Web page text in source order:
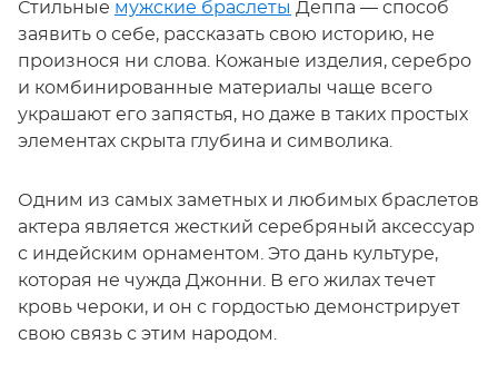
Стильные мужские браслеты Деппа — способ
заявить о себе, рассказать свою историю, не
произнося ни слова. Кожаные изделия, серебро
и комбинированные материалы чаще всего
украшают его запястья, но даже в таких простых
элементах скрыта глубина и символика.
Одним из самых заметных и любимых браслетов
актера является жесткий серебряный аксессуар
с индейским орнаментом. Это дань культуре,
которая не чужда Джонни. В его жилах течет
кровь чероки, и он с гордостью демонстрирует
свою связь с этим народом.